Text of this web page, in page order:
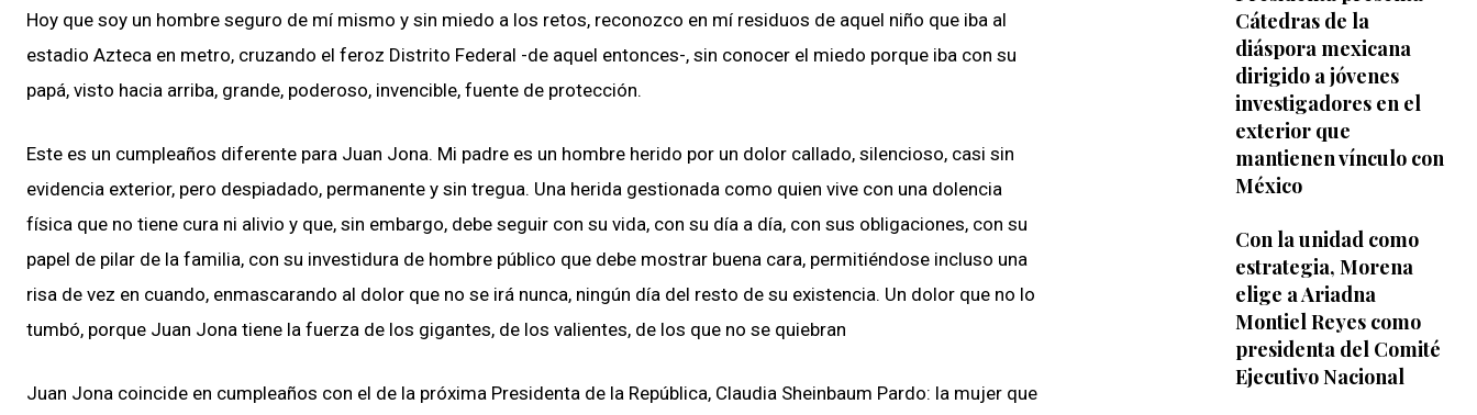
Hoy que soy un hombre seguro de mí mismo y sin miedo a los retos, reconozco en mí residuos de aquel niño que iba al
estadio Azteca en metro, cruzando el feroz Distrito Federal -de aquel entonces-, sin conocer el miedo porque iba con su
papá, visto hacia arriba, grande, poderoso, invencible, fuente de protección.
Este es un cumpleaños diferente para Juan Jona. Mi padre es un hombre herido por un dolor callado, silencioso, casi sin
evidencia exterior, pero despiadado, permanente y sin tregua. Una herida gestionada como quien vive con una dolencia
física que no tiene cura ni alivio y que, sin embargo, debe seguir con su vida, con su día a día, con sus obligaciones, con su
papel de pilar de la familia, con su investidura de hombre público que debe mostrar buena cara, permitiéndose incluso una
risa de vez en cuando, enmascarando al dolor que no se irá nunca, ningún día del resto de su existencia. Un dolor que no lo
tumbó, porque Juan Jona tiene la fuerza de los gigantes, de los valientes, de los que no se quiebran
Juan Jona coincide en cumpleaños con el de la próxima Presidenta de la República, Claudia Sheinbaum Pardo: la mujer que
Cátedras de la
diáspora mexicana
dirigido a jóvenes
investigadores en el
exterior que
mantienen vínculo con
México
Con la unidad como
estrategia, Morena
elige a Ariadna
Montiel Reyes como
presidenta del Comité
Ejecutivo Nacional